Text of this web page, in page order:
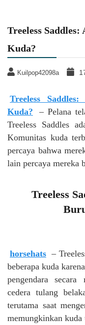
Treeless
Kuda?
Kuilpop42098a
Treeless
Kuda?
– Pelana
Treeless Saddles
Komunitas kuda
percaya bahwa
lain percaya mereka
Treeless
horsehats –
beberapa kuda
pengendara
cedera tulang
terutama saat
memungkinkan